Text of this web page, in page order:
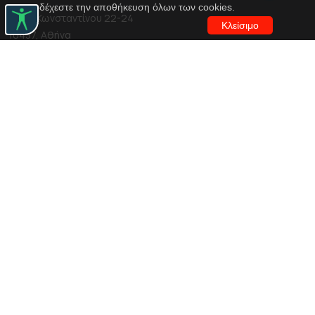
αποδέχεστε την αποθήκευση όλων των cookies.
Κλείσιμο
Αγίου Κωνσταντίνου 22-24
10437, Αθήνα